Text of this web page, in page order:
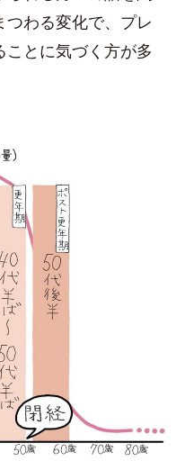
わる変化で、プレ
とに気づく方が多